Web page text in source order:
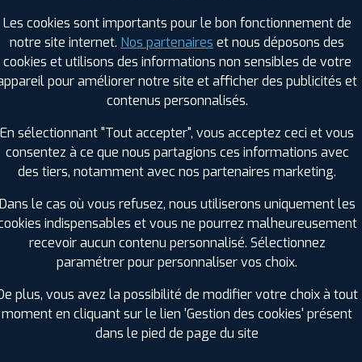
PROFIL PLUS DANS LES VILLES À
Fouesnant (29)
Lanester (56)
Larmor-Plage (56)
Lorient (56)
Moëlan-sur-Mer (29)
Plonéour-Lanvern (29)
Pont-l'Abbé (29)
Quimper (29)
PROFIL PLUS DANS LES
D'ARMOR (22) MORBIHAN (56)
Les cookies sont importants pour le bon fonctionnement de
notre site internet. Nos partenaires et nous déposons des
cookies et utilisons des informations non sensibles de votre
pour améliorer notre site et afficher des publicités et
contenus personnalisés.
En sélectionnant "Tout accepter", vous acceptez ceci et vous
consentez à ce que nous partagions ces informations avec
des tiers, notamment avec nos partenaires marketing.
Dans le cas où vous refusez, nous utiliserons uniquement les
indispensables et vous ne pourrez malheureusement
recevoir aucun contenu personnalisé. Sélectionnez
paramétrer pour personnaliser vos choix.
plus, vous avez la possibilité de modifier votre choix à tout
moment en cliquant sur le lien 'Gestion des cookies' présent
dans le pied de page du site